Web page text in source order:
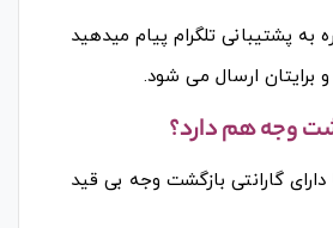
به پشتیبانی تلگرام پیام میدهید
برایتان ارسال می شود.
دارای گارانتی بازگشت وجه بی قید